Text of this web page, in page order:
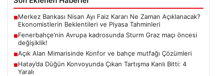
■Merkez Bankası Nisan Ayı Faiz Kararı Ne Zaman Açıklanacak?
Ekonomistlerin Beklentileri ve Piyasa Tahminleri
■Fenerbahçe’nin Avrupa kadrosunda Sturm Graz maçı öncesi
değişiklik!
■Açık Alan Mimarisinde Konfor ve bahçe mutfağı Çözümleri
■Hatay’da Düğün Konvoyunda Çıkan Tartışma Kanlı Bitti: 4
Yaralı